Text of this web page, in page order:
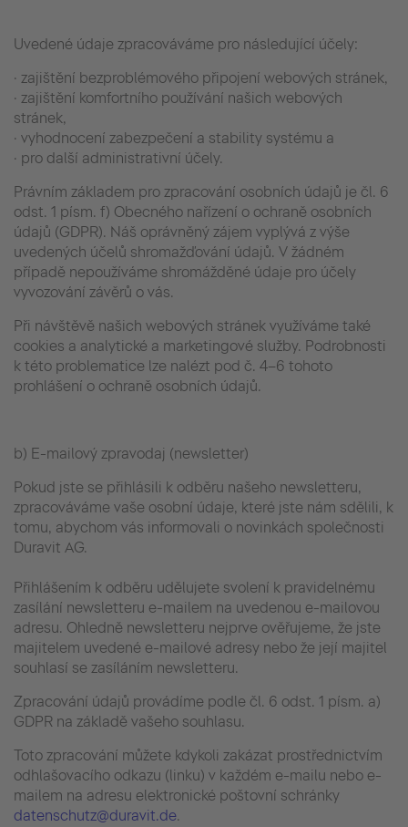
Uvedené údaje zpracováváme pro následující účely:
· zajištění bezproblémového připojení webových stránek,
· zajištění komfortního používání našich webových
stránek,
· vyhodnocení zabezpečení a stability systému a
· pro další administrativní účely.
Právním základem pro zpracování osobních údajů je čl. 6
odst. 1 písm. f) Obecného nařízení o ochraně osobních
údajů (GDPR). Náš oprávněný zájem vyplývá z výše
uvedených účelů shromažďování údajů. V žádném
případě nepoužíváme shromážděné údaje pro účely
vyvozování závěrů o vás.
Při návštěvě našich webových stránek využíváme také
cookies a analytické a marketingové služby. Podrobnosti
k této problematice lze nalézt pod č. 4–6 tohoto
prohlášení o ochraně osobních údajů.
b) E-mailový zpravodaj (newsletter)
Pokud jste se přihlásili k odběru našeho newsletteru,
zpracováváme vaše osobní údaje, které jste nám sdělili, k
tomu, abychom vás informovali o novinkách společnosti
Duravit AG.
Přihlášením k odběru udělujete svolení k pravidelnému
zasílání newsletteru e-mailem na uvedenou e-mailovou
adresu. Ohledně newsletteru nejprve ověřujeme, že jste
majitelem uvedené e-mailové adresy nebo že její majitel
souhlasí se zasíláním newsletteru.
Zpracování údajů provádíme podle čl. 6 odst. 1 písm. a)
GDPR na základě vašeho souhlasu.
Toto zpracování můžete kdykoli zakázat prostřednictvím
odhlašovacího odkazu (linku) v každém e-mailu nebo e-
mailem na adresu elektronické poštovní schránky
datenschutz@duravit.de.